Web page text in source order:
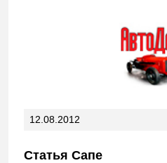
12.08.2012
Статья Сапе